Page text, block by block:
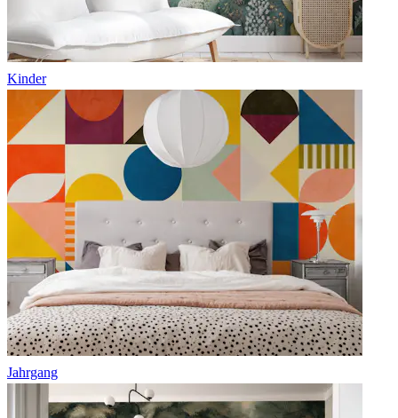
Kinder
Jahrgang